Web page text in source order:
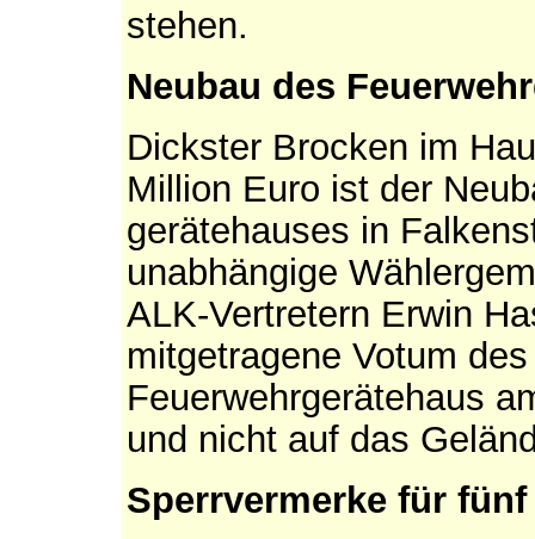
stehen.
Neubau des
Dickster Brocken im
Million Euro ist der
gerätehauses in
unabhängige
ALK-Vertretern Erwin
mitgetragene Votum
Feuerwehrgerätehaus
und nicht auf das
Sperrvermerke für